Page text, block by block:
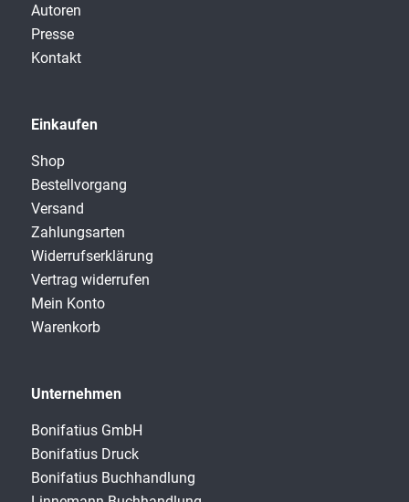
Autoren
Presse
Kontakt
Einkaufen
Shop
Bestellvorgang
Versand
Zahlungsarten
Widerrufserklärung
Vertrag widerrufen
Mein Konto
Warenkorb
Unternehmen
Bonifatius GmbH
Bonifatius Druck
Bonifatius Buchhandlung